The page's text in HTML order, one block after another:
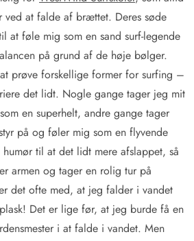
at falde af brættet. Deres søde
at føle mig som en sand surf-legende
på grund af de høje bølger.
prøve forskellige former for surfing –
det lidt. Nogle gange tager jeg mit
en superhelt, andre gange tager
på og føler mig som en flyvende
til at det lidt mere afslappet, så
armen og tager en rolig tur på
det ofte med, at jeg falder i vandet
Det er lige før, at jeg burde få en
i at falde i vandet. Men